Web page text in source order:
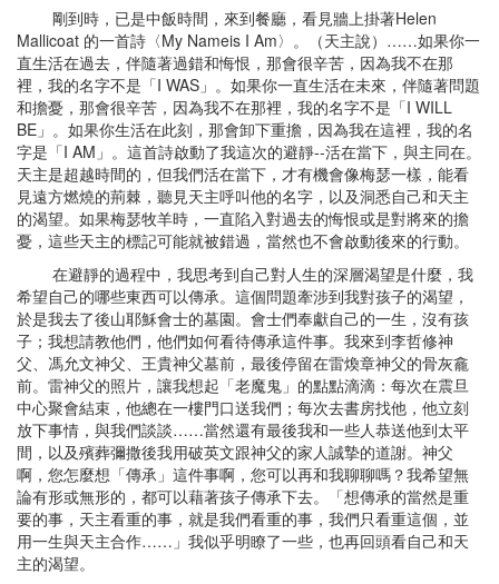
剛到時，已是中飯時間，來到餐廳，看見牆上掛著Helen
Mallicoat 的一首詩〈My Nameis I Am〉。（天主說）……如果你一
直生活在過去，伴隨著過錯和悔恨，那會很辛苦，因為我不在那
裡，我的名字不是「I WAS」。如果你一直生活在未來，伴隨著問題
和擔憂，那會很辛苦，因為我不在那裡，我的名字不是「I WILL
BE」。如果你生活在此刻，那會卸下重擔，因為我在這裡，我的名
字是「I AM」。這首詩啟動了我這次的避靜--活在當下，與主同在。
天主是超越時間的，但我們活在當下，才有機會像梅瑟一樣，能看
見遠方燃燒的荊棘，聽見天主呼叫他的名字，以及洞悉自己和天主
的渴望。如果梅瑟牧羊時，一直陷入對過去的悔恨或是對將來的擔
憂，這些天主的標記可能就被錯過，當然也不會啟動後來的行動。
在避靜的過程中，我思考到自己對人生的深層渴望是什麼，我
希望自己的哪些東西可以傳承。這個問題牽涉到我對孩子的渴望，
於是我去了後山耶穌會士的墓園。會士們奉獻自己的一生，沒有孩
子；我想請教他們，他們如何看待傳承這件事。我來到李哲修神
父、馮允文神父、王貴神父墓前，最後停留在雷煥章神父的骨灰龕
前。雷神父的照片，讓我想起「老魔鬼」的點點滴滴：每次在震旦
中心聚會結束，他總在一樓門口送我們；每次去書房找他，他立刻
放下事情，與我們談談……當然還有最後我和一些人恭送他到太平
間，以及殯葬彌撒後我用破英文跟神父的家人誠摯的道謝。神父
啊，您怎麼想「傳承」這件事啊，您可以再和我聊聊嗎？我希望無
論有形或無形的，都可以藉著孩子傳承下去。「想傳承的當然是重
要的事，天主看重的事，就是我們看重的事，我們只看重這個，並
用一生與天主合作……」我似乎明瞭了一些，也再回頭看自己和天
主的渴望。